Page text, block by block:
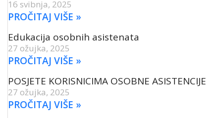
16 svibnja, 2025
PROČITAJ VIŠE »
Edukacija osobnih asistenata
27 ožujka, 2025
PROČITAJ VIŠE »
POSJETE KORISNICIMA OSOBNE ASISTENCIJE
27 ožujka, 2025
PROČITAJ VIŠE »